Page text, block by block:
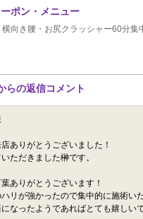
ポン・メニュー
横向き腰・お尻クラッシャー60分
らの返信コメント
ありがとうございました！
ただきました榊です。
ありがとうございます！
リが強かったので集中的に施術い
なったようであればとても嬉しい